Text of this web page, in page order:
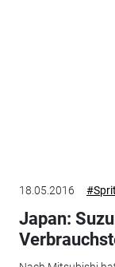
18.05.2016
Japan: